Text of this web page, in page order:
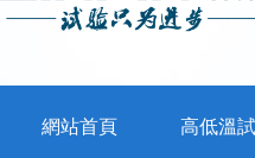
網站首頁 高低溫